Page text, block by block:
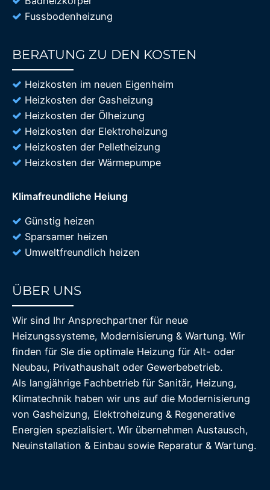
Fussbodenheizung
BERATUNG ZU DEN KOSTEN
Heizkosten im neuen Eigenheim
Heizkosten der Gasheizung
Heizkosten der Ölheizung
Heizkosten der Elektroheizung
Heizkosten der Pelletheizung
Heizkosten der Wärmepumpe
Klimafreundliche Heiung
Günstig heizen
Sparsamer heizen
Umweltfreundlich heizen
ÜBER UNS
Wir sind Ihr Ansprechpartner für neue
Heizungssysteme, Modernisierung & Wartung. Wir
finden für SIe die optimale Heizung für Alt- oder
Neubau, Privathaushalt oder Gewerbebetrieb.
Als langjährige Fachbetrieb für Sanitär, Heizung,
Klimatechnik haben wir uns auf die Modernisierung
von Gasheizung, Elektroheizung & Regenerative
Energien spezialisiert. Wir übernehmen Austausch,
Neuinstallation & Einbau sowie Reparatur & Wartung.